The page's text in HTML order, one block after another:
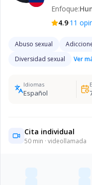
Enfoque:
4.9·11
Abuso sexual
Diversidad sexual
Ver
Idiomas
Español
Cita individual
50 min · videollamada